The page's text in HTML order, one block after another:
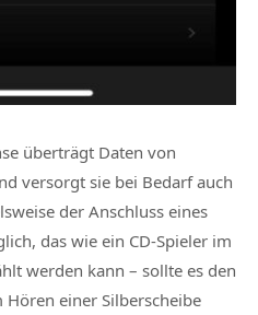
überträgt Daten von
versorgt sie bei Bedarf auch
der Anschluss eines
das wie ein CD-Spieler im
werden kann – sollte es den
einer Silberscheibe